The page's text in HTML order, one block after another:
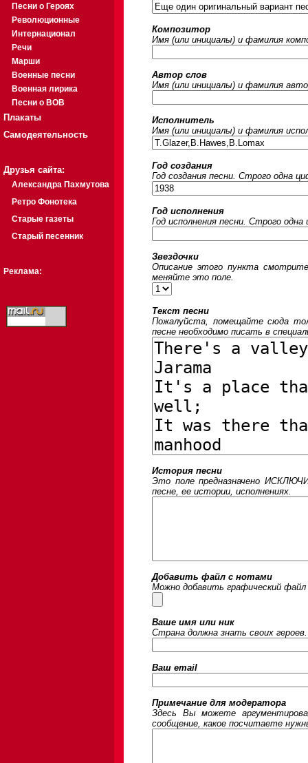
Песни о Героях
Революционные
Интернационал
Речи
Марши
Военные песни
Военная лирика
Песни о ВОВ
Плакаты
Самодеятельность
Друзья сайта:
Александра Пахмутова
Ретро Фонотека
Старые газеты
Старый песенник
Реклама:
Композитор
Имя (или инициалы) и фамилия
Автор слов
Имя (или инициалы) и фамилия
Исполнитель
Имя (или инициалы) и фамилия
Год создания
Год создания песни. Строго одна
Год исполнения
Год исполнения песни. Строго
Звездочки
Описание этого пункта
меняйте это поле.
Текст песни
Пожалуйста, помещайте сюда
песне необходимо писать в
История песни
Это поле предназначено
песне, ее истории, исполнениях.
Добавить файл с нотами
Можно добавить графический
Ваше имя или ник
Страна должна знать своих
Ваш email
Примечание для модератора
Здесь Вы можете
сообщение, какое посчитаете